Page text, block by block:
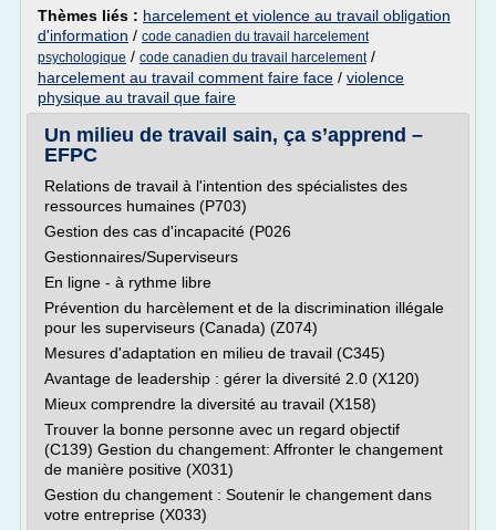
Thèmes liés : harcelement et violence au travail obligation
d'information / code canadien du travail harcelement
psychologique / code canadien du travail harcelement/
harcelement au travail comment faire face / violence
physique au travail que faire
Un milieu de travail sain, ça s’apprend –
EFPC
Relations de travail à l'intention des spécialistes des
ressources humaines (P703)
Gestion des cas d'incapacité (P026
Gestionnaires/Superviseurs
En ligne - à rythme libre
Prévention du harcèlement et de la discrimination illégale
pour les superviseurs (Canada) (Z074)
Mesures d'adaptation en milieu de travail (C345)
Avantage de leadership : gérer la diversité 2.0 (X120)
Mieux comprendre la diversité au travail (X158)
Trouver la bonne personne avec un regard objectif
(C139) Gestion du changement: Affronter le changement
de manière positive (X031)
Gestion du changement : Soutenir le changement dans
votre entreprise (X033)